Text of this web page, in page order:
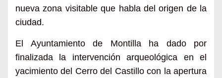
nueva zona visitable que habla del origen de la
ciudad.
El Ayuntamiento de Montilla ha dado por
finalizada la intervención arqueológica en el
yacimiento del Cerro del Castillo con la apertura